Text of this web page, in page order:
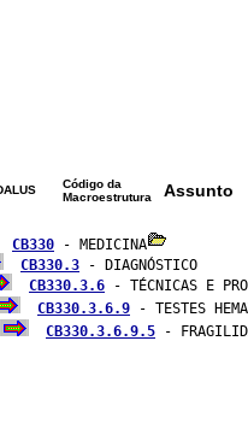
Código da
Macroestrutura
Assunto
CB330 - MEDICINA
CB330.3 - DIAGNÓSTICO
CB330.3.6 - TÉCNICAS E
CB330.3.6.9 - TESTES
CB330.3.6.9.5 -